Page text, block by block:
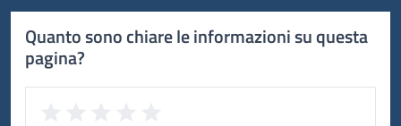
Quanto sono chiare le informazioni su questa
pagina?